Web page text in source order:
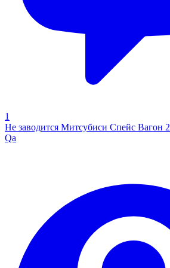
1
Не заводится Митсубиси Спейс Вагон 2
Qa